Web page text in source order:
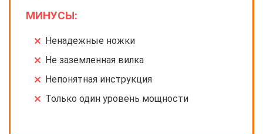
МИНУСЫ:
Ненадежные ножки
Не заземленная вилка
Непонятная инструкция
Только один уровень мощности